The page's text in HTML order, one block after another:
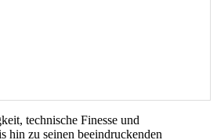
technische Finesse und
hin zu seinen beeindruckenden